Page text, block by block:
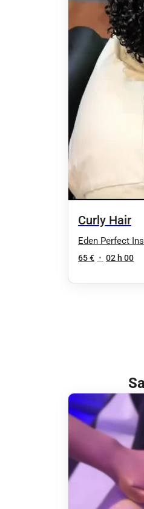
Curly Hair
Eden Perfect
65 € • 02 h 00